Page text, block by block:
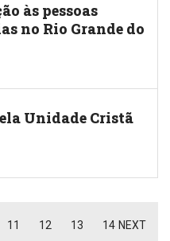
às pessoas
no Rio Grande do
Unidade Cristã
11 12 13 14 NEXT